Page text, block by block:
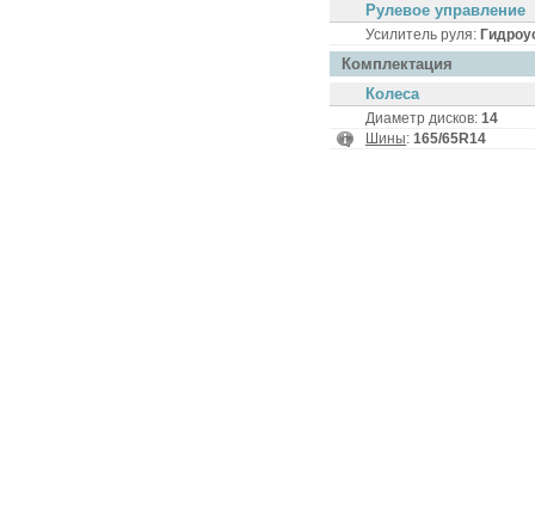
Рулевое управление
Усилитель руля:
Комплектация
Колеса
Диаметр дисков: 14
Шины: 165/65R14